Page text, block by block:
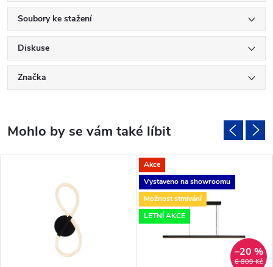
Soubory ke stažení
Diskuse
Značka
Akce
Vystaveno na showroomu
Možnost stmívání
LETNÍ AKCE
6 809 Kč
–20 %